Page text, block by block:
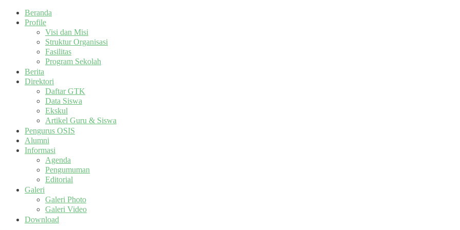
Beranda
Profile
Visi dan Misi
Struktur Organisasi
Fasilitas
Program Sekolah
Berita
Direktori
Daftar GTK
Data Siswa
Ekskul
Artikel Guru & Siswa
Pengurus OSIS
Alumni
Informasi
Agenda
Pengumuman
Editorial
Galeri
Galeri Photo
Galeri Video
Download